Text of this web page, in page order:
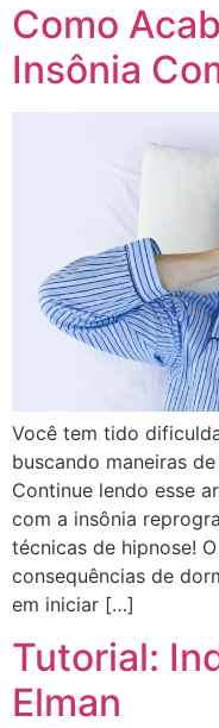
Como
Insônia
Você tem tido
buscando maneiras
Continue lendo esse
com a insônia
técnicas de hipnose!
consequências de
em iniciar […]
Tutorial:
Elman